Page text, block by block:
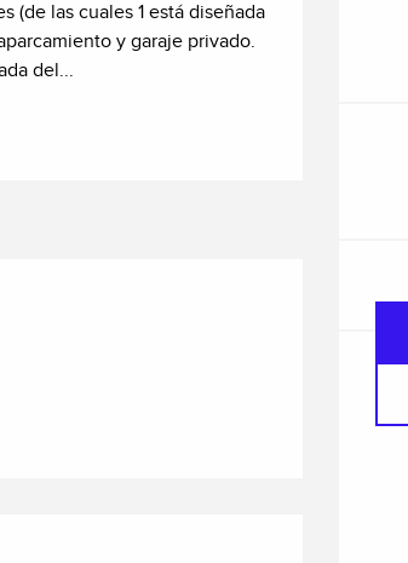
(de las cuales 1 está diseñada
y garaje privado.
del...